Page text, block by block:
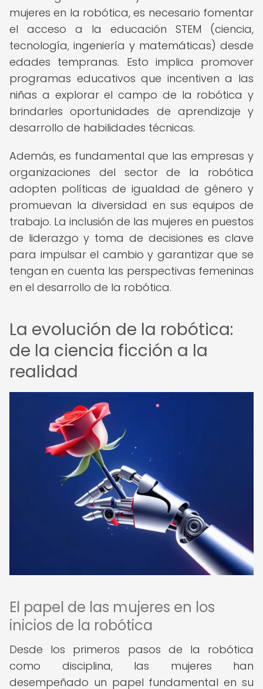
mujeres en la robótica, es necesario fomentar
el acceso a la educación STEM (ciencia,
tecnología, ingeniería y matemáticas) desde
edades tempranas. Esto implica promover
programas educativos que incentiven a las
niñas a explorar el campo de la robótica y
brindarles oportunidades de aprendizaje y
desarrollo de habilidades técnicas.
Además, es fundamental que las empresas y
organizaciones del sector de la robótica
adopten políticas de igualdad de género y
promuevan la diversidad en sus equipos de
trabajo. La inclusión de las mujeres en puestos
de liderazgo y toma de decisiones es clave
para impulsar el cambio y garantizar que se
tengan en cuenta las perspectivas femeninas
en el desarrollo de la robótica.
La evolución de la robótica:
de la ciencia ficción a la
realidad
El papel de las mujeres en los
inicios de la robótica
Desde los primeros pasos de la robótica
como disciplina, las mujeres han
desempeñado un papel fundamental en su